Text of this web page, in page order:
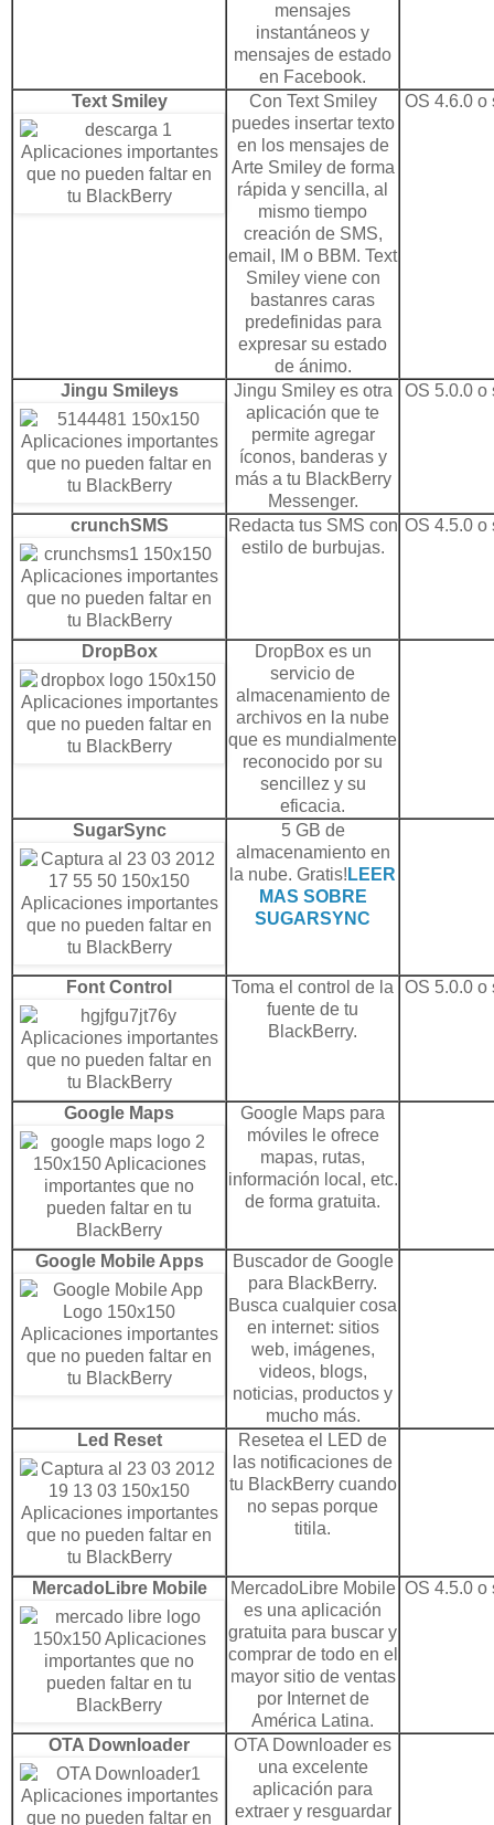
mensajes
instantáneos y
mensajes de estado
en Facebook.
Text Smiley
Con Text Smiley
puedes insertar texto
en los mensajes de
Arte Smiley de forma
rápida y sencilla, al
mismo tiempo
creación de SMS,
email, IM o BBM. Text
Smiley viene con
bastanres caras
predefinidas para
expresar su estado
de ánimo.
OS 4.6.0 o
Jingu Smileys
Jingu Smiley es otra
aplicación que te
permite agregar
íconos, banderas y
más a tu BlackBerry
Messenger.
OS 5.0.0 o
crunchSMS
Redacta tus SMS con
estilo de burbujas.
OS 4.5.0 o
DropBox
DropBox es un
servicio de
almacenamiento de
archivos en la nube
que es mundialmente
reconocido por su
sencillez y su
eficacia.
SugarSync
5 GB de
almacenamiento en
la nube. Gratis! LEER
MAS SOBRE
SUGARSYNC
Font Control
Toma el control de la
fuente de tu
BlackBerry.
OS 5.0.0 o
Google Maps
Google Maps para
móviles le ofrece
mapas, rutas,
información local, etc.
de forma gratuita.
Google Mobile Apps Buscadorde Google
para BlackBerry.
Busca cualquier cosa
en internet: sitios
web, imágenes,
videos, blogs,
noticias, productos y
mucho más.
Led Reset
Resetea el LED de
las notificaciones de
tu BlackBerry cuando
no sepas porque
titila.
MercadoLibre Mobile
MercadoLibre Mobile
es una aplicación
gratuita para buscar y
comprar de todo en el
mayor sitio de ventas
por Internetde
América Latina.
OS 4.5.0 o
OTA Downloader
OTA Downloader es
una excelente
aplicación para
extraer y resguardar